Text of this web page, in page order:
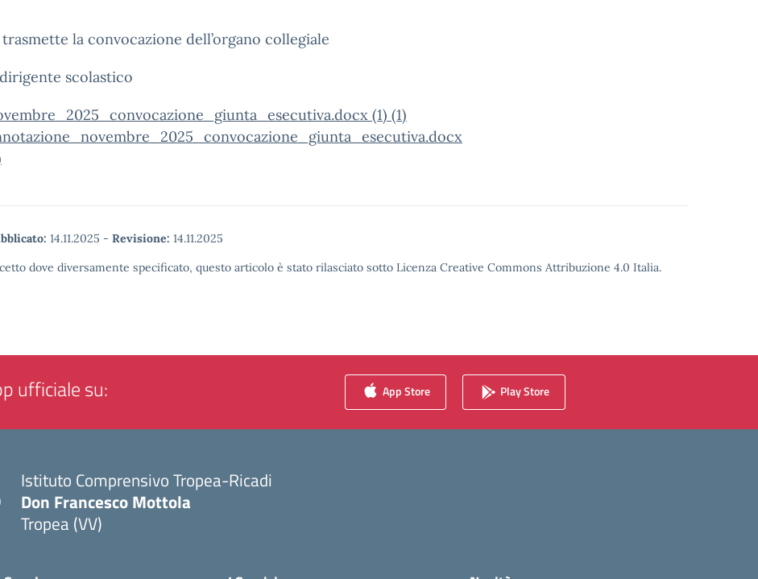
trasmette la convocazione dell’organo collegiale
scolastico
(1) (1)
14.11.2025 - Revisione: 14.11.2025
dove diversamente specificato, questo articolo è stato rilasciato sotto Licenza Creative Commons Attribuzione 4.0 Italia.
ufficiale su: App Store Play Store
Istituto Comprensivo Tropea-Ricadi
Don Francesco Mottola
Tropea (VV)